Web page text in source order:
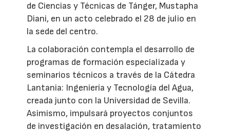
de Ciencias y Técnicas de Tánger, Mustapha
Diani, en un acto celebrado el 28 de julio en
la sede del centro.
La colaboración contempla el desarrollo de
programas de formación especializada y
seminarios técnicos a través de la Cátedra
Lantania: Ingeniería y Tecnología del Agua,
creada junto con la Universidad de Sevilla.
Asimismo, impulsará proyectos conjuntos
de investigación en desalación, tratamiento